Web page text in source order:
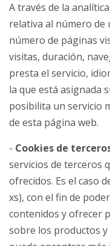
A través de la
relativa al número de
número de páginas
visitas, duración,
presta el servicio,
la que está asignada
posibilita un servicio
de esta página web.
- Cookies de
servicios de terceros
ofrecidos. Es el caso
xs), con el fin de
contenidos y ofrecer
sobre los productos y